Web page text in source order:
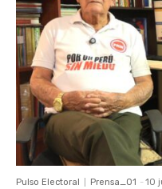
Pulso Electoral Prensa_01 - 10